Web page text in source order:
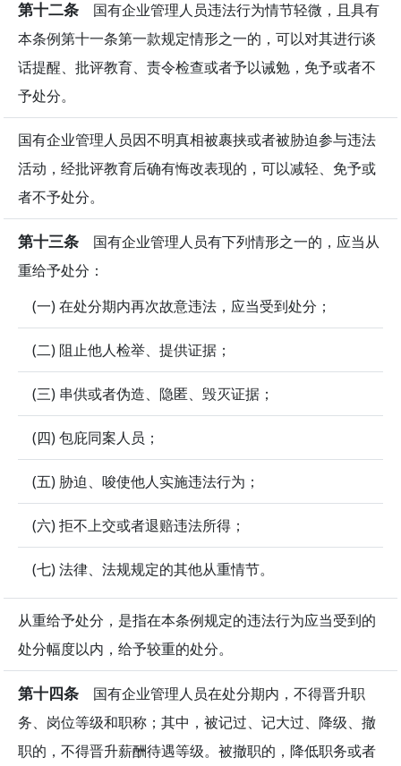
第十二条 国有企业管理人员违法行为情节轻微，且具有
本条例第十一条第一款规定情形之一的，可以对其进行谈
话提醒、批评教育、责令检查或者予以诫勉，免予或者不
予处分。
国有企业管理人员因不明真相被裹挟或者被胁迫参与违法
活动，经批评教育后确有悔改表现的，可以减轻、免予或
者不予处分。
第十三条 国有企业管理人员有下列情形之一的，应当从
重给予处分：
(一) 在处分期内再次故意违法，应当受到处分；
(二) 阻止他人检举、提供证据；
(三) 串供或者伪造、隐匿、毁灭证据；
(四) 包庇同案人员；
(五) 胁迫、唆使他人实施违法行为；
(六) 拒不上交或者退赔违法所得；
(七) 法律、法规规定的其他从重情节。
从重给予处分，是指在本条例规定的违法行为应当受到的
处分幅度以内，给予较重的处分。
第十四条 国有企业管理人员在处分期内，不得晋升职
务、岗位等级和职称；其中，被记过、记大过、降级、撤
职的，不得晋升薪酬待遇等级。被撤职的，降低职务或者